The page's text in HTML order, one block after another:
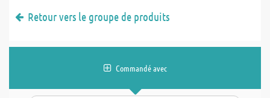
Retour vers le groupe de produits
Commandé avec